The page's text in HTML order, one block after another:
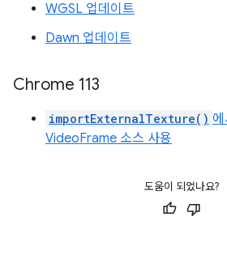
WGSL 업데이트
Dawn 업데이트
Chrome 113
importExternalTexture()
VideoFrame 소스 사용
도움이 되었나요?